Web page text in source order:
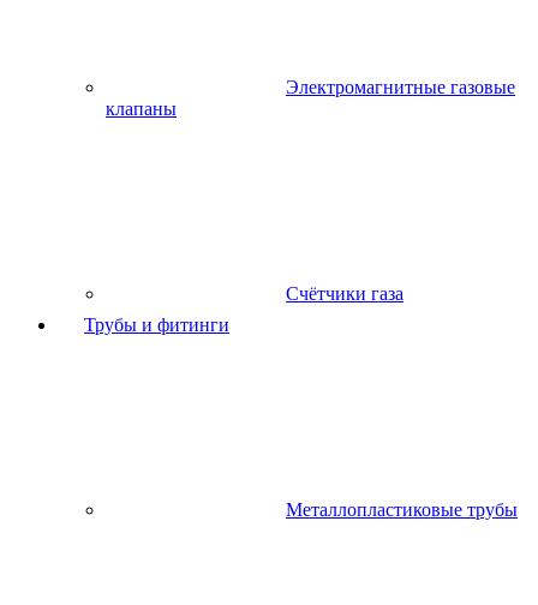
Электромагнитные газовые
клапаны
Счётчики газа
Трубы и фитинги
Металлопластиковые трубы